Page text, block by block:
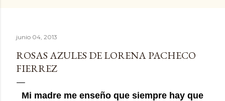
junio 04, 2013
ROSAS AZULES DE LORENA PACHECO
FIERREZ
Mi madre me enseño que siempre hay que